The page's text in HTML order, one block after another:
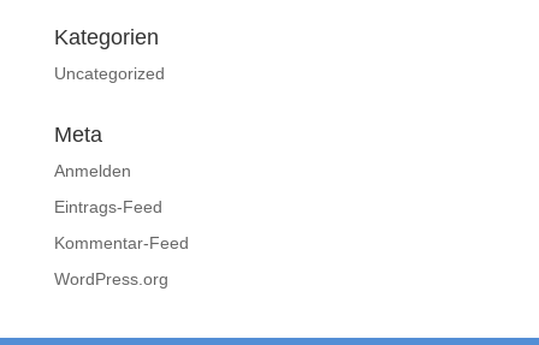
Kategorien
Uncategorized
Meta
Anmelden
Eintrags-Feed
Kommentar-Feed
WordPress.org